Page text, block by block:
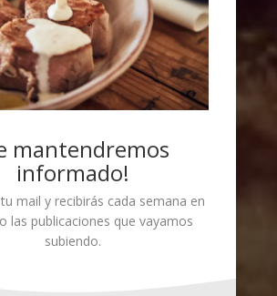
mantendremos
informado!
mail y recibirás cada semana en
las publicaciones que vayamos
subiendo.